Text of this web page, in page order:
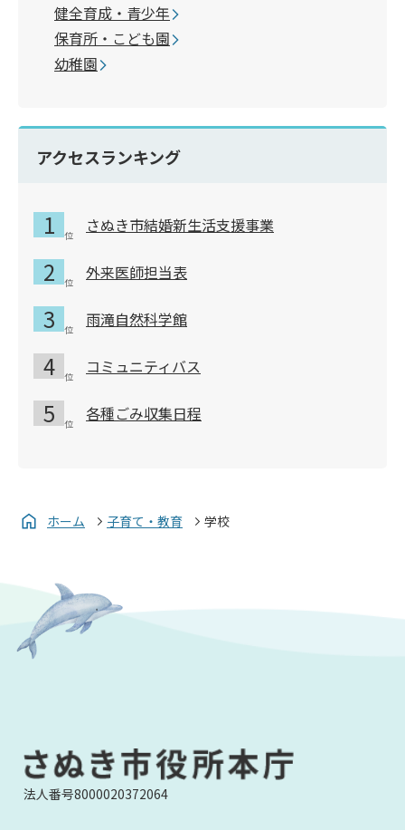
健全育成・青少年
保育所・こども園
幼稚園
アクセスランキング
さぬき市結婚新生活支援事業
外来医師担当表
雨滝自然科学館
コミュニティバス
各種ごみ収集日程
ホーム 子育て・教育 学校
法人番号8000020372064